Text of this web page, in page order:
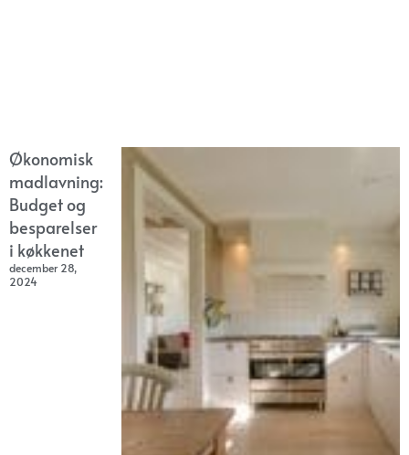
Økonomisk
madlavning:
Budget og
besparelser
i køkkenet
december 28,
2024